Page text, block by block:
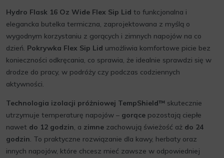
Hydro Flask 16 Oz Wide Flex Sip Lid to funkcjonalna i
elegancka butelka termiczna, zaprojektowana z myślą o
wygodnym korzystaniu z gorących i zimnych napojów na co
dzień. Pokrywka Flex Sip Lid umożliwia komfortowe picie bez
konieczności odkręcania, co sprawia, że idealnie sprawdzi się w
drodze do pracy, w podróży czy podczas codziennych
aktywności.
Technologia izolacji próżniowej TempShield™ skutecznie
utrzymuje temperaturę napojów – gorące pozostają ciepłe
nawet do 12 godzin, a zimne zachowują świeżość aż do 24
godzin. To praktyczne rozwiązanie dla kawy, herbaty oraz
innych napojów, które chcesz mieć zawsze w odpowiedniej